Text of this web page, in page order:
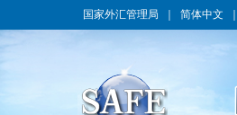
国家外汇管理局 简体中文